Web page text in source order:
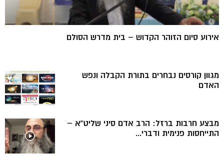
אירוע סיום הזוהר הקדוש – בית מדרש הסולם
מגוון קורסים נבחרים בתורת הקבלה ונפש
האדם
מבצע חרבות ברזל: הרב אדם סיני שליט”א –
התייחסות פנימית ודברי...